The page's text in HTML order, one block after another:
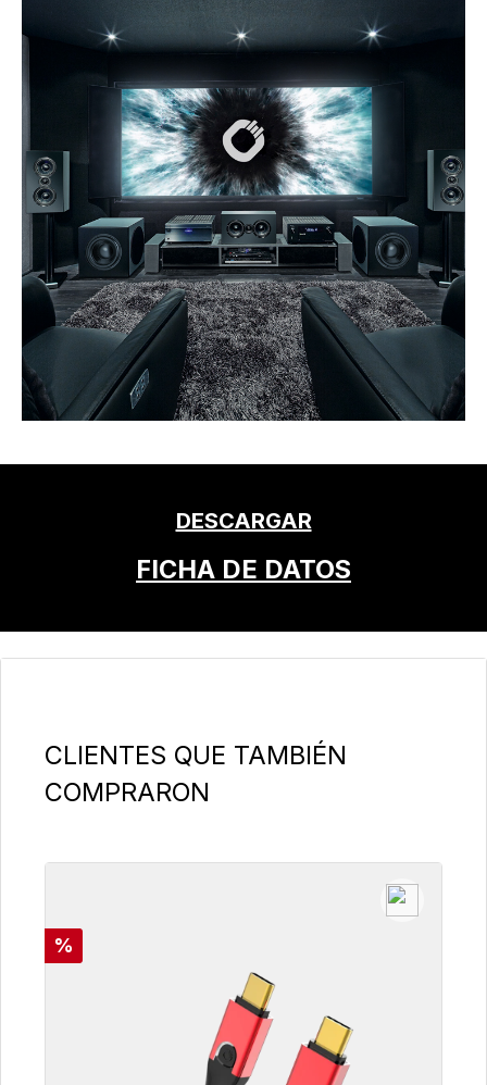
DESCARGAR
FICHA DE DATOS
Omitir la galería de productos
CLIENTES QUE TAMBIÉN
COMPRARON
Descuento
%